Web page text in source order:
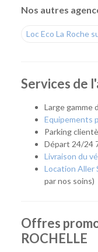
de tarifs compétitifs
simplement besoin
agence vous
Aytré, Périgny,
communes voisines.
Quel véhicule
Notre agence
tous les usages :
quotidien.
Routières,
les longs
Nos autres
Loc Eco La Roche
Services de
Large gamme
Equipements
Parking
Départ 24/24
Livraison du
Location Aller
par nos soins)
Offres
ROCHELLE